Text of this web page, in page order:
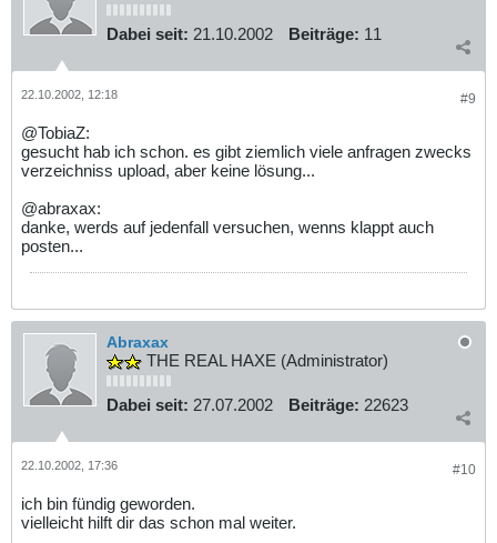
Dabei seit: 21.10.2002 Beiträge: 11
#9
22.10.2002, 12:18
@TobiaZ:
gesucht hab ich schon. es gibt ziemlich viele anfragen zwecks
verzeichniss upload, aber keine lösung...
@abraxax:
danke, werds auf jedenfall versuchen, wenns klappt auch
posten...
Abraxax
THE REAL HAXE (Administrator)
Dabei seit: 27.07.2002 Beiträge: 22623
#10
22.10.2002, 17:36
ich bin fündig geworden.
vielleicht hilft dir das schon mal weiter.